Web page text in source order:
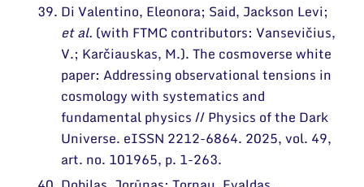
Di Valentino, Eleonora; Said, Jackson Levi;
et al. (with FTMC contributors: Vansevičius,
V.; Karčiauskas, M.). The cosmoverse white
paper: Addressing observational tensions in
cosmology with systematics and
fundamental physics // Physics of the Dark
Universe. eISSN 2212-6864. 2025, vol. 49,
art. no. 101965, p. 1-263.